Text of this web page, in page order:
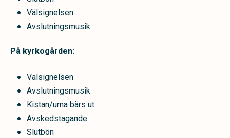
Välsignelsen
Avslutningsmusik
På kyrkogården:
Välsignelsen
Avslutningsmusik
Kistan/urna bärs ut
Avskedstagande
Slutbön